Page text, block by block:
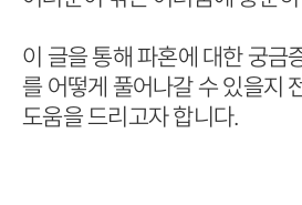
이 글을 통해 파혼에 대한 궁금
를 어떻게 풀어나갈 수 있을지
도움을 드리고자 합니다.